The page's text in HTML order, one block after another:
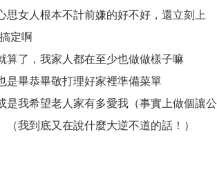
女人根本不計前嫌的好不好，還立刻上
定啊
算了，我家人都在至少也做做樣子嘛
是畢恭畢敬打理好家裡準備菜單
是我希望老人家有多愛我（事實上做個讓公
我到底又在說什麼大逆不道的話！）